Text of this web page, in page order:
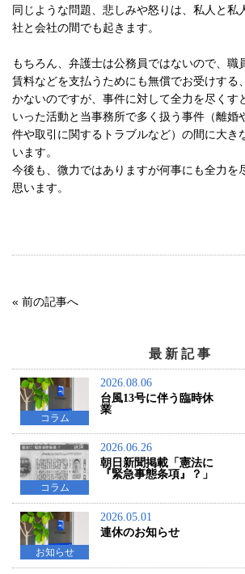
同じような問題、悲しみや怒りは、私人と私
社と会社の間でも起きます。
もちろん、弁護士は公務員ではないので、職
賃料などを支払うためにも無償でお受けする
かないのですが、事件に対して全力を尽くす
いった活動と当事務所で多く扱う事件（離婚
件や取引に関するトラブルなど）の間に大き
います。
今後も、微力ではありますが何事にも全力を
思います。
« 前の記事へ
最新記事
コラム
2026.08.06
台風13号に伴う臨時休
業
コラム
2026.06.26
朝日新聞掲載「憲法に
『緊急事態条項』？」
お知らせ
2026.05.01
連休のお知らせ